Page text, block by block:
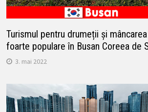
Turismul pentru drumeții și
foarte populare în Busan Coreea de
3. mai 2022